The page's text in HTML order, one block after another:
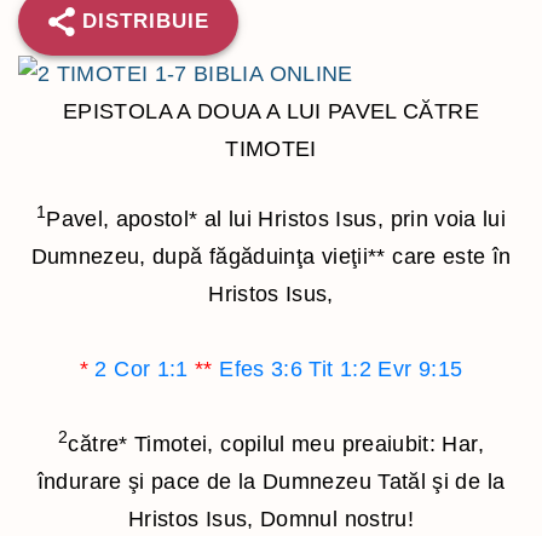
DISTRIBUIE
EPISTOLA A DOUA A LUI PAVEL CĂTRE
TIMOTEI
1Pavel, apostol* al lui Hristos Isus, prin voia lui
Dumnezeu, după făgăduinţa vieţii** care este în
Hristos Isus,
* 2 Cor 1:1 ** Efes 3:6 Tit 1:2 Evr 9:15
2către* Timotei, copilul meu preaiubit: Har,
îndurare şi pace de la Dumnezeu Tatăl şi de la
Hristos Isus, Domnul nostru!